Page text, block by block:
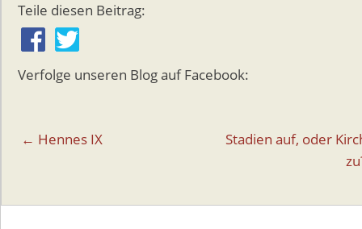
Teile diesen Beitrag:
Verfolge unseren Blog auf Facebook:
Beitragsnavigation
← Hennes IX
Stadien auf, oder